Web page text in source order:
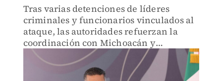
Tras varias detenciones de líderes
criminales y funcionarios vinculados al
ataque, las autoridades refuerzan la
coordinación con Michoacán y
prometen que el crimen no quedará
impune.